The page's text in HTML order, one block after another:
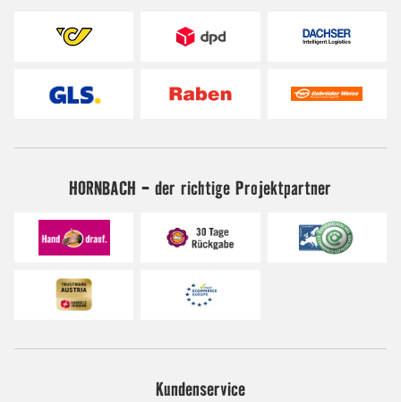
HORNBACH - der richtige Projektpartner
Kundenservice